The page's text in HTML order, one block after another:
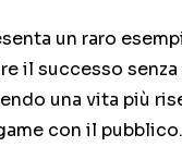
un raro
il successo senza
una vita più
con il pubblico.